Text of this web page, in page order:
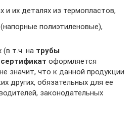
и их деталях из термопластов,
полиэтиленовые),
(в т.ч. на трубы
сертификат оформляется
значит, что к данной продукции
других, обязательных для ее
законодательных